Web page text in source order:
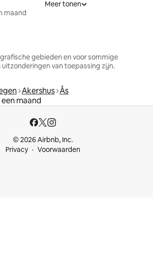
maand
Meer tonen
gebieden en voor sommige
van toepassing zijn.
Akershus Ås
maand
© 2026 Airbnb, Inc.
Privacy
Voorwaarden